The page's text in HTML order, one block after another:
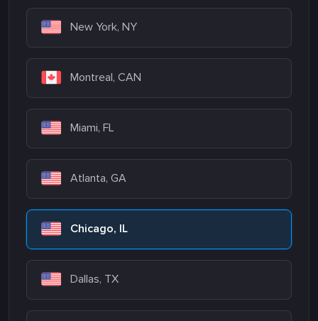
New York, NY
Montreal, CAN
Miami, FL
Atlanta, GA
Chicago, IL
Dallas, TX